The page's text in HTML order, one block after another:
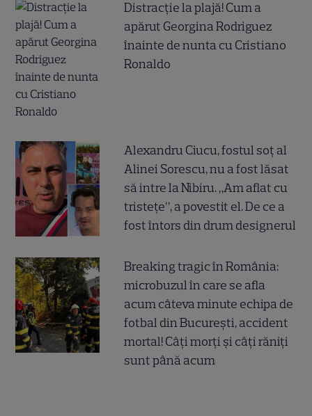
Distracție la plajă! Cum a
apărut Georgina Rodriguez
înainte de nunta cu Cristiano
Ronaldo
Alexandru Ciucu, fostul soț al
Alinei Sorescu, nu a fost lăsat
să intre la Nibiru. „Am aflat cu
tristețe”, a povestit el. De ce a
fost întors din drum designerul
Breaking tragic în România:
microbuzul în care se afla
acum câteva minute echipa de
fotbal din București, accident
mortal! Câți morți și câți răniți
sunt până acum